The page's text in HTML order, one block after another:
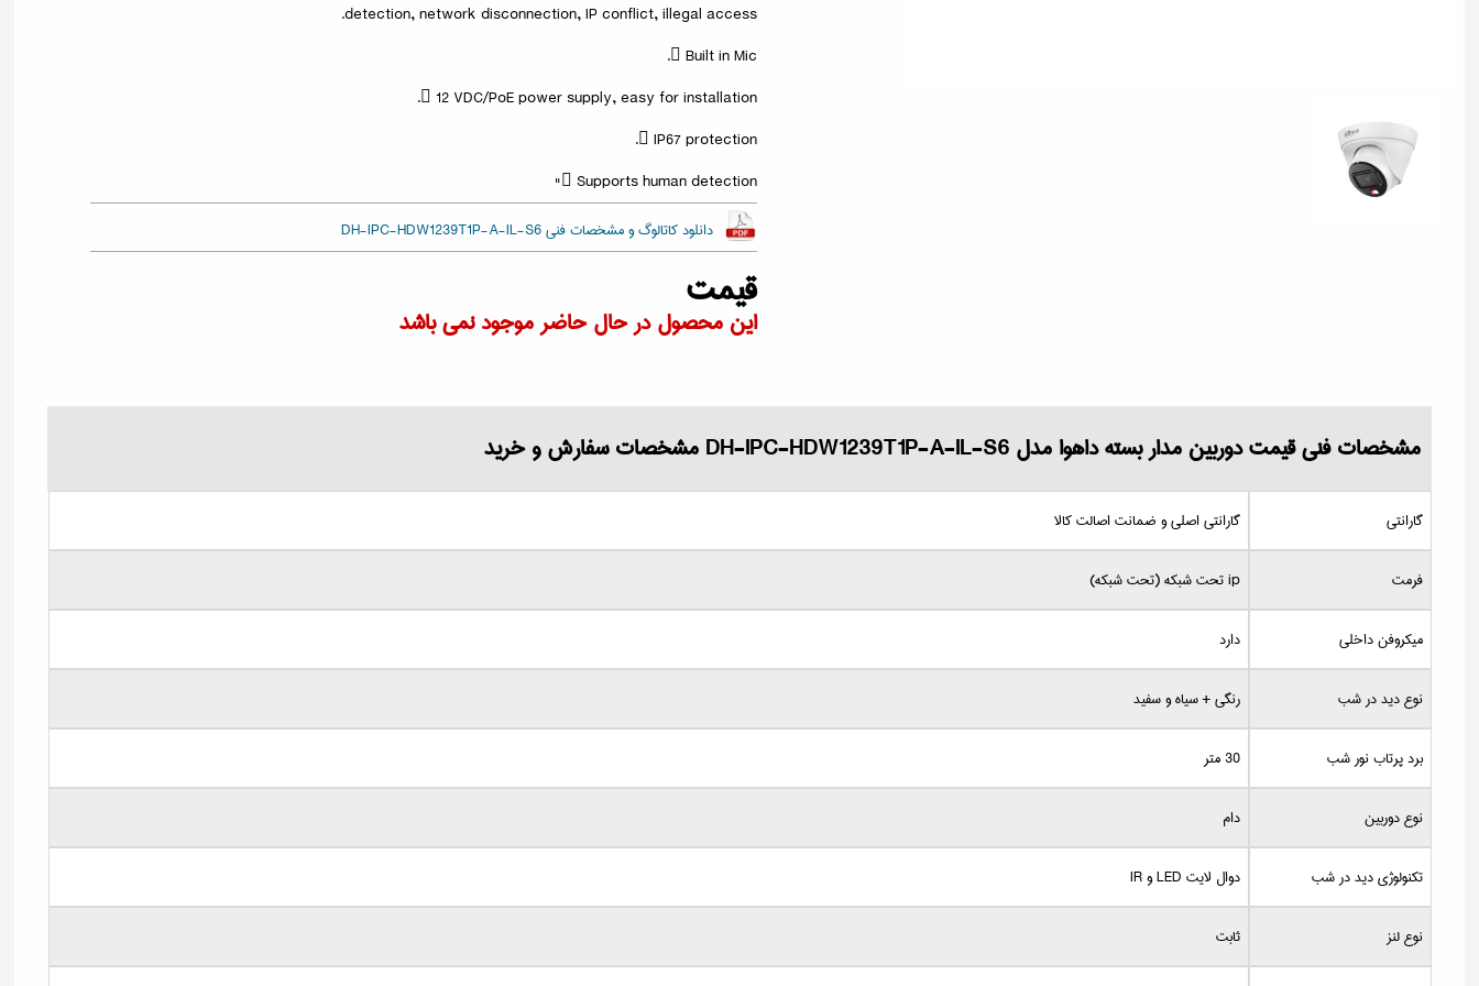
detection, network disconnection, IP conflict, illegal access.
 Built in Mic.
 12 VDC/PoE power supply, easy for installation.
 IP67 protection.
 Supports human detection"
دانلود کاتالوگ و مشخصات فنی DH-IPC-HDW1239T1P-A-IL-S6
قیمت
این محصول در حال حاضر موجود نمی باشد
مشخصات فنی قیمت دوربین مدار بسته داهوا مدل DH-IPC-HDW1239T1P-A-IL-S6 مشخصات سفارش و خرید
گارانتی گارانتی اصلی و ضمانت اصالت کالا
فرمت ip تحت شبکه (تحت شبکه)
میکروفن داخلی دارد
نوع دید در شب رنگی + سیاه و سفید
برد پرتاب نور شب 30 متر
نوع دوربین دام
تکنولوژی دید در شب دوال لایت LED و IR
نوع لنز ثابت